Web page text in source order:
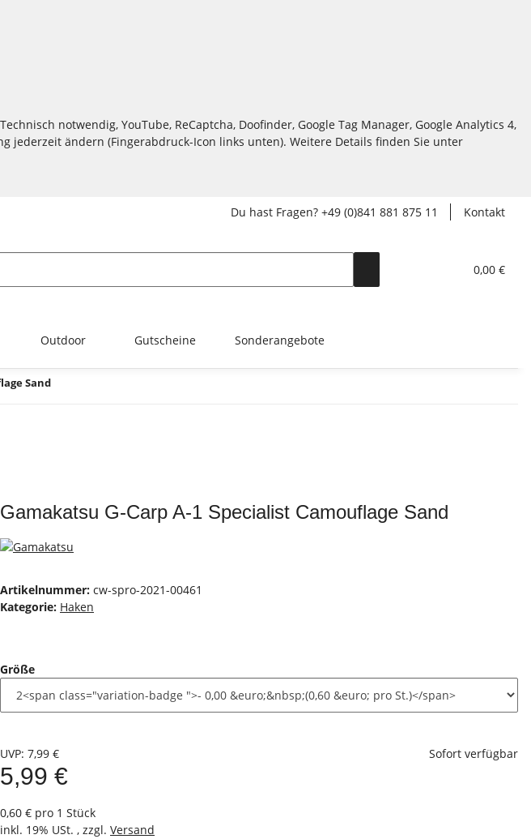
notwendig, YouTube, ReCaptcha, Doofinder, Google Tag Manager, Google Analytics 4,
jederzeit ändern (Fingerabdruck-Icon links unten). Weitere Details finden Sie unter
Du hast Fragen? +49 (0)841 881 875 11
Kontakt
0,00 €
Outdoor Gutscheine Sonderangebote
Sand
Gamakatsu G-Carp A-1 Specialist Camouflage Sand
Artikelnummer: cw-spro-2021-00461
Kategorie: Haken
Größe
UVP: 7,99 €
5,99 €
0,60 € pro 1 Stück
inkl. 19% USt. , zzgl. Versand
Sofort verfügbar